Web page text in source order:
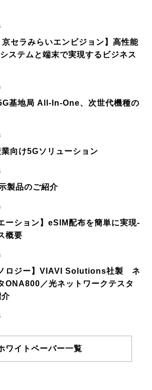
京セラみらいエンビジョン】高性能
ステムと端末で実現するビジネス
基地局 All-In-One、次世代機種の
業向け5Gソリューション
製品のご紹介
ーション】eSIM配布を簡単に実現-
概要
ノロジー】VIAVI Solutions社製 ネ
ONA800／光ネットワークテスタ
介
ワイトペーパー一覧